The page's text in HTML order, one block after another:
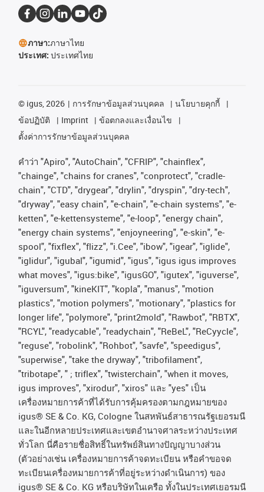
ภาษา:ภาษาไทย
ประเทศ: ประเทศไทย
© igus, 2026 การรักษาข้อมูลส่วนบุคคล
นโยบายคุกกี้
ข้อปฏิบัติ
Imprint
ข้อตกลงและเงื่อนไข
ตั้งค่าการรักษาข้อมูลส่วนบุคคล
คําว่า "Apiro", "AutoChain", "CFRIP", "chainflex",
"chainge", "chains for cranes", "conprotect", "cradle-
chain", "CTD", "drygear", "drylin", "dryspin", "dry-tech",
"dryway", "easy chain", "e-chain", "e-chain systems", "e-
ketten", "e-kettensysteme", "e-loop", "energy chain",
"energy chain systems", "enjoyneering", "e-skin", "e-
spool", "fixflex", "flizz", "i.Cee", "ibow", "igear", "iglide",
"iglidur", "igubal", "igumid", "igus", "igus igus improves
what moves", "igus:bike", "igusGO", "igutex", "iguverse",
"iguversum", "kineKIT", "kopla", "manus", "motion
plastics", "motion polymers", "motionary", "plastics for
longer life", "polymore", "print2mold", "Rawbot", "RBTX",
"RCYL", "readycable", "readychain", "ReBeL", "ReCyycle",
"reguse", "robolink", "Rohbot", "savfe", "speedigus",
"superwise", "take the dryway", "tribofilament",
"tribotape", " ; triflex", "twisterchain", "when it moves,
igus improves", "xirodur", "xiros" และ "yes" เป็น
เครื่องหมายการค้าที่ได้รับการคุ้มครองตามกฎหมายของ
igus® SE & Co. KG, Cologne ในสหพันธ์สาธารณรัฐเยอรมนี
และในอีกหลายประเทศและเขตอํานาจศาลระหว่างประเทศ
ทั่วโลก นี่คือรายชื่อสิทธิ์ในทรัพย์สินทางปัญญาบางส่วน
(ตัวอย่างเช่น เครื่องหมายการค้าจดทะเบียน หรือคำขอจด
ทะเบียนเครื่องหมายการค้าที่อยู่ระหว่างดำเนินการ) ของ
igus® SE & Co. KG หรือบริษัทในเครือ ทั้งในประเทศเยอรมนี